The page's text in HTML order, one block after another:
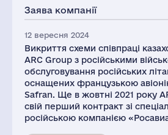
Заява компанії
12 вересня 2024
Викриття схеми співпраці
ARC Group з російськими
обслуговування російських
оснащених французькою
Safran. Ще в жовтні 2021 року
свій перший контракт зі
російською компанією